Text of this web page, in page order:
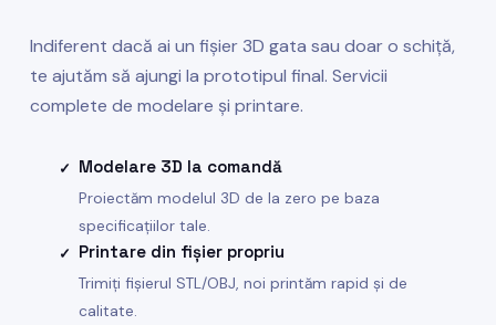
Indiferent dacă ai un fișier 3D gata sau doar o schiță,
te ajutăm să ajungi la prototipul final. Servicii
complete de modelare și printare.
✓ Modelare 3D la comandă
Proiectăm modelul 3D de la zero pe baza
specificațiilor tale.
✓ Printare din fișier propriu
Trimiți fișierul STL/OBJ, noi printăm rapid și de
calitate.